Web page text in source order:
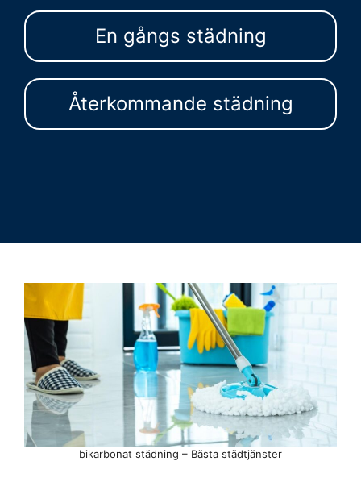
En gångs städning
Återkommande städning
bikarbonat städning – Bästa städtjänster